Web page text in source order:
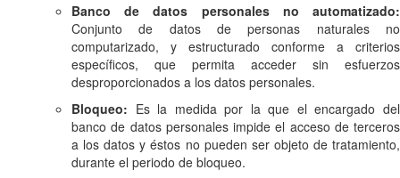
Banco de datos personales no automatizado:
Conjunto de datos de personas naturales no
computarizado, y estructurado conforme a criterios
específicos, que permita acceder sin esfuerzos
desproporcionados a los datos personales.
Bloqueo: Es la medida por la que el encargado del
banco de datos personales impide el acceso de terceros
a los datos y éstos no pueden ser objeto de tratamiento,
durante el periodo de bloqueo.